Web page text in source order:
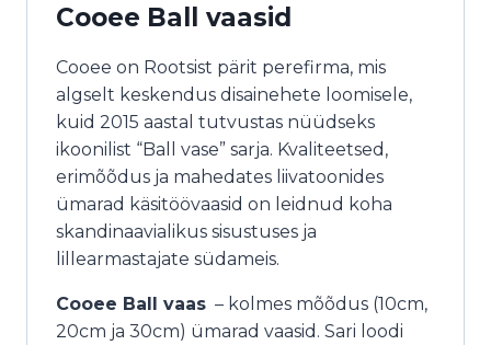
Cooee Ball vaasid
Cooee on Rootsist pärit perefirma, mis
algselt keskendus disainehete loomisele,
kuid 2015 aastal tutvustas nüüdseks
ikoonilist “Ball vase” sarja. Kvaliteetsed,
erimõõdus ja mahedates liivatoonides
ümarad käsitöövaasid on leidnud koha
skandinaavialikus sisustuses ja
lillearmastajate südameis.
Cooee Ball vaas – kolmes mõõdus (10cm,
20cm ja 30cm) ümarad vaasid. Sari loodi